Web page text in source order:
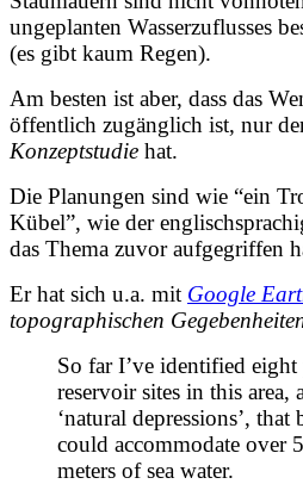
ungeplanten Wasserzuflusses
(es gibt kaum Regen).
Am besten ist aber, dass das
öffentlich zugänglich ist, nur
Konzeptstudie hat.
Die Planungen sind wie “ein
Kübel”, wie der
das Thema zuvor aufgegriffen
Er hat sich u.a. mit Google
topographischen
So far I’ve identified
reservoir sites in this area,
‘natural depressions’, that
could accommodate over 5
meters of sea water.